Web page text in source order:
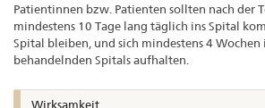
Patientinnen bzw. Patienten sollten nach der
mindestens 10 Tage lang täglich ins Spital
Spital bleiben, und sich mindestens 4 Wochen
behandelnden Spitals aufhalten.
Wirksamkeit